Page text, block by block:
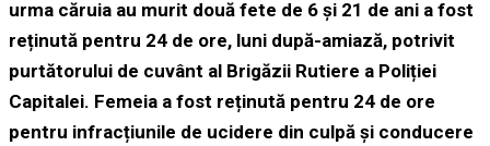
urma căruia au murit două fete de 6 și 21 de ani a fost
reținută pentru 24 de ore, luni după-amiază, potrivit
purtătorului de cuvânt al Brigăzii Rutiere a Poliției
Capitalei. Femeia a fost reținută pentru 24 de ore
pentru infracțiunile de ucidere din culpă și conducere